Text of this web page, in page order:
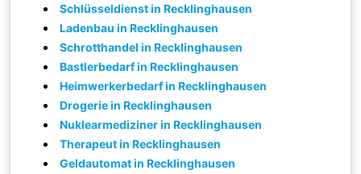
Schlüsseldienst in Recklinghausen
Ladenbau in Recklinghausen
Schrotthandel in Recklinghausen
Bastlerbedarf in Recklinghausen
Heimwerkerbedarf in Recklinghausen
Drogerie in Recklinghausen
Nuklearmediziner in Recklinghausen
Therapeut in Recklinghausen
Geldautomat in Recklinghausen